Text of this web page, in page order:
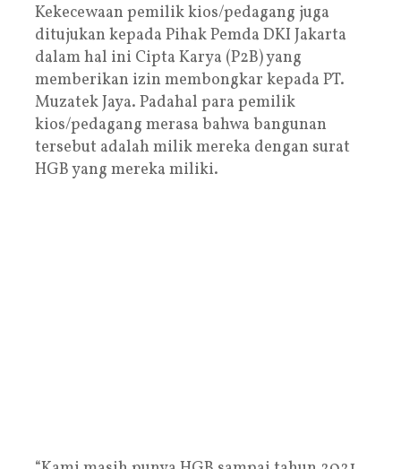
Kekecewaan pemilik kios/pedagang juga
ditujukan kepada Pihak Pemda DKI Jakarta
dalam hal ini Cipta Karya (P2B) yang
memberikan izin membongkar kepada PT.
Muzatek Jaya. Padahal para pemilik
kios/pedagang merasa bahwa bangunan
tersebut adalah milik mereka dengan surat
HGB yang mereka miliki.